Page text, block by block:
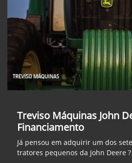
Treviso Máquinas John
Financiamento
Já pensou em adquirir um dos
tratores pequenos da John Deere ?